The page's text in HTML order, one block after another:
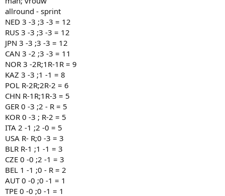
allround - sprint
NED 3 -3 ;3 -3 = 12
RUS 3 -3 ;3 -3 = 12
JPN 3 -3 ;3 -3 = 12
CAN 3 -2 ;3 -3 = 11
NOR 3 -2R;1R-1R = 9
KAZ 3 -3 ;1 -1 = 8
POL R-2R;2R-2 = 6
CHN R-1R;1R-3 = 5
GER 0 -3 ;2 - R = 5
KOR 0 -3 ; R-2 = 5
ITA 2 -1 ;2 -0 = 5
USA R- R;0 -3 = 3
BLR R-1 ;1 -1 = 3
CZE 0 -0 ;2 -1 = 3
BEL 1 -1 ;0 - R = 2
AUT 0 -0 ;0 -1 = 1
TPE 0 -0 ;0 -1 = 1